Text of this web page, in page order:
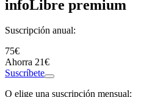
infoLibre premium
Suscripción anual:
75€
Ahorra 21€
Suscríbete
O elige una suscripción mensual: